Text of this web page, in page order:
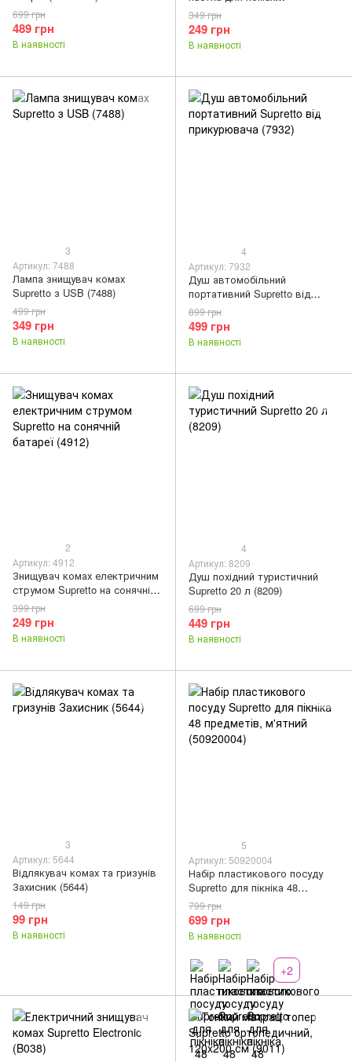
489 грн
699 грн
В наявності
ультрафіолетова (6046)
249 грн
349 грн
В наявності
3
Артикул: 7488
Лампа знищувач комах
Supretto з USB (7488)
349 грн
499 грн
В наявності
4
Артикул: 7932
Душ автомобільний
портативний Supretto від
прикурювача (7932)
499 грн
899 грн
В наявності
2
Артикул: 4912
Знищувач комах електричним
струмом Supretto на сонячній
батареї (4912)
249 грн
399 грн
В наявності
4
Артикул: 8209
Душ похідний туристичний
Supretto 20 л (8209)
449 грн
699 грн
В наявності
3
Артикул: 5644
Відлякувач комах та гризунів
Захисник (5644)
99 грн
149 грн
В наявності
5
Артикул: 50920004
Набір пластикового посуду
Supretto для пікніка 48
предметів, м'ятний (50920004)
699 грн
799 грн
В наявності
+2